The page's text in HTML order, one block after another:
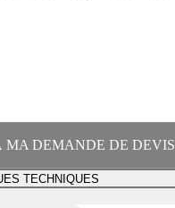
MA DEMANDE DE DEVIS
TECHNIQUES